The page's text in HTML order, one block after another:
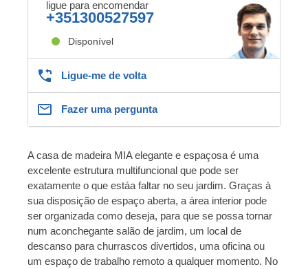
ligue para encomendar
+351300527597
Disponível
Ligue-me de volta
Fazer uma pergunta
A casa de madeira MIA elegante e espaçosa é uma
excelente estrutura multifuncional que pode ser
exatamente o que estáa faltar no seu jardim. Graças à
sua disposição de espaço aberta, a área interior pode
ser organizada como deseja, para que se possa tornar
num aconchegante salão de jardim, um local de
descanso para churrascos divertidos, uma oficina ou
um espaço de trabalho remoto a qualquer momento. No